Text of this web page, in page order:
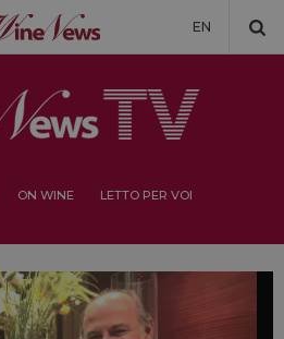
EN
ON WINE LETTO PER VOI